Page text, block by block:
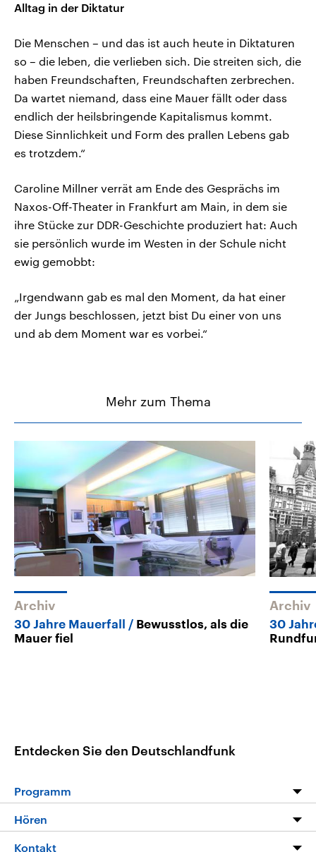
Alltag in der Diktatur
Die Menschen – und das ist auch heute in Diktaturen
so – die leben, die verlieben sich. Die streiten sich, die
haben Freundschaften, Freundschaften zerbrechen.
Da wartet niemand, dass eine Mauer fällt oder dass
endlich der heilsbringende Kapitalismus kommt.
Diese Sinnlichkeit und Form des prallen Lebens gab
es trotzdem.“
Caroline Millner verrät am Ende des Gesprächs im
Naxos-Off-Theater in Frankfurt am Main, in dem sie
ihre Stücke zur DDR-Geschichte produziert hat: Auch
sie persönlich wurde im Westen in der Schule nicht
ewig gemobbt:
„Irgendwann gab es mal den Moment, da hat einer
der Jungs beschlossen, jetzt bist Du einer von uns
und ab dem Moment war es vorbei.“
Mehr zum Thema
Archiv
30 Jahre Mauerfall
Bewusstlos, als die
Mauer fiel
Archiv
30
Entdecken Sie den Deutschlandfunk
Programm
Programm
Hören
Livestream
Kontakt